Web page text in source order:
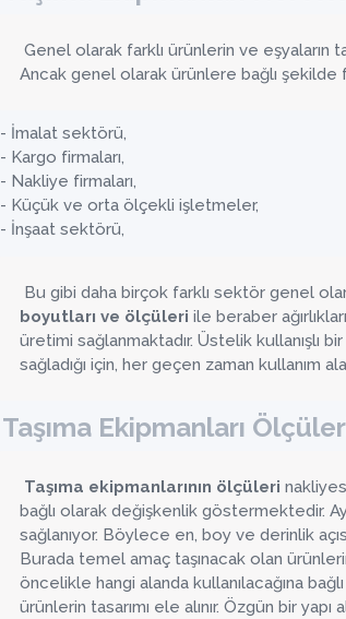
Genel olarak farklı ürünlerin ve eşyaların
Ancak genel olarak ürünlere bağlı şekilde
- İmalat sektörü,
- Kargo firmaları,
- Nakliye firmaları,
- Küçük ve orta ölçekli işletmeler,
- İnşaat sektörü,
Bu gibi daha birçok farklı sektör genel
boyutları ve ölçüleri ile beraber
üretimi sağlanmaktadır. Üstelik kullanışlı
sağladığı için, her geçen zaman kullanım
Taşıma Ekipmanları
Taşıma ekipmanlarının ölçüleri
bağlı olarak değişkenlik göstermektedir.
sağlanıyor. Böylece en, boy ve derinlik
Burada temel amaç taşınacak olan
öncelikle hangi alanda kullanılacağına
ürünlerin tasarımı ele alınır. Özgün bir